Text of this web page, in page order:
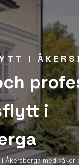
I
i
Åkersberga med säker